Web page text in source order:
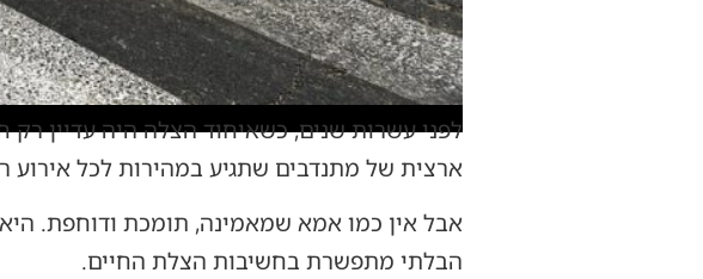
לפני עשרות שנים, כשאיחוד הצלה היה עדיין
ארצית של מתנדבים שתגיע במהירות לכל אירוע
אבל אין כמו אמא שמאמינה, תומכת ודוחפת.
הבלתי מתפשרת בחשיבות הצלת החיים.